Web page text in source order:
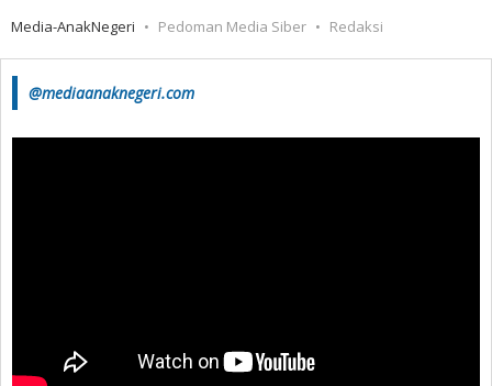
Media-AnakNegeri Pedoman Media Siber Redaksi
@mediaanaknegeri.com